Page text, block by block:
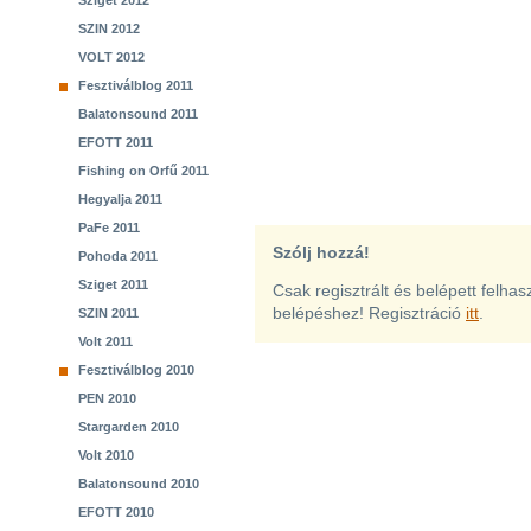
SZIN 2012
VOLT 2012
Fesztiválblog 2011
Balatonsound 2011
EFOTT 2011
Fishing on Orfű 2011
Hegyalja 2011
PaFe 2011
Pohoda 2011
Sziget 2011
SZIN 2011
Volt 2011
Fesztiválblog 2010
PEN 2010
Stargarden 2010
Volt 2010
Balatonsound 2010
EFOTT 2010
Szólj hozzá!
Csak regisztrált és belépett
belépéshez! Regisztráció itt